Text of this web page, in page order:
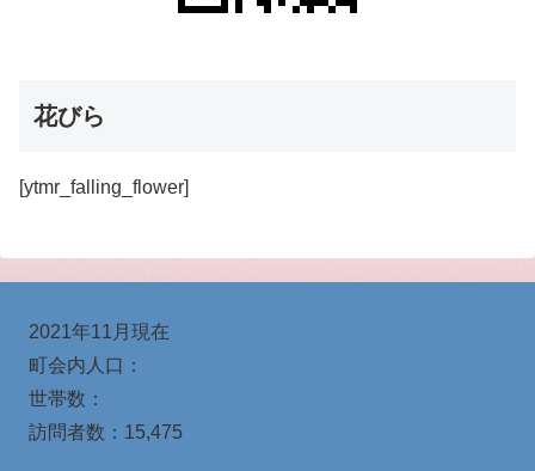
花びら
[ytmr_falling_flower]
2021年11月現在
町会内人口：
世帯数：
訪問者数： 15,475